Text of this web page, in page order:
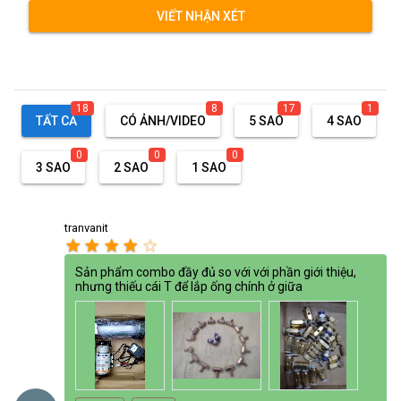
VIẾT NHẬN XÉT
TẤT CẢ
18
CÓ ẢNH/VIDEO
8
5 SAO
17
4 SAO
1
3 SAO
0
2 SAO
0
1 SAO
0
tranvanit
star star star star star_border
Sản phẩm combo đầy đủ so với với phần giới thiệu,
nhưng thiếu cái T để lắp ống chính ở giữa